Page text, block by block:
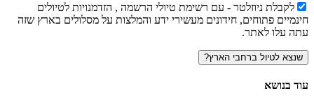
לקבלת ניוזלטר - עם רשימת טיולי הרשמה , הזדמנויות לטיולים
חינמיים פתוחים, חידונים מעשירי ידע והמלצות על מסלולים בארץ שזה
עתה עלו לאתר.
עוד בנושא